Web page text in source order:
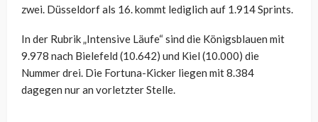
zwei. Düsseldorf als 16. kommt lediglich auf 1.914 Sprints.
In der Rubrik „Intensive Läufe“ sind die Königsblauen mit
9.978 nach Bielefeld (10.642) und Kiel (10.000) die
Nummer drei. Die Fortuna-Kicker liegen mit 8.384
dagegen nur an vorletzter Stelle.